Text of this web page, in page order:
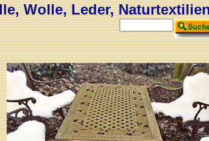
Wolle, Leder,